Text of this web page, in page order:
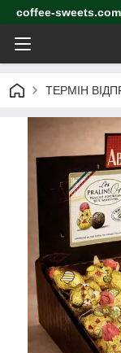
coffee-sweets.com
ТЕРМІН